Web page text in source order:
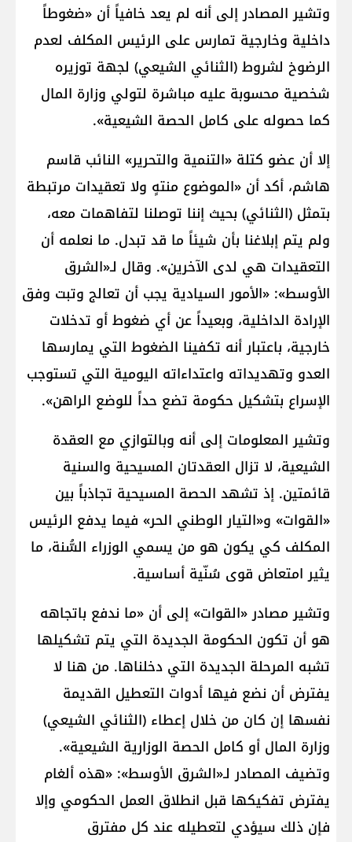
وتشير المصادر إلى أنه لم يعد خافياً أن «ضغوطاً
داخلية وخارجية تمارس على الرئيس المكلف لعدم
الرضوخ لشروط (الثنائي الشيعي) لجهة توزيره
شخصية محسوبة عليه مباشرة لتولي وزارة المال
كما حصوله على كامل الحصة الشيعية».
إلا أن عضو كتلة «التنمية والتحرير» النائب قاسم
هاشم، أكد أن «الموضوع منتهٍ ولا تعقيدات مرتبطة
بتمثل (الثنائي) بحيث إننا توصلنا لتفاهمات معه،
ولم يتم إبلاغنا بأن شيئاً ما قد تبدل. ما نعلمه أن
التعقيدات هي لدى الآخرين». وقال لـ«الشرق
الأوسط»: «الأمور السيادية يجب أن تعالج وتبت وفق
الإرادة الداخلية، وبعيداً عن أي ضغوط أو تدخلات
خارجية، باعتبار أنه تكفينا الضغوط التي يمارسها
العدو وتهديداته واعتداءاته اليومية التي تستوجب
الإسراع بتشكيل حكومة تضع حداً للوضع الراهن».
وتشير المعلومات إلى أنه وبالتوازي مع العقدة
الشيعية، لا تزال العقدتان المسيحية والسنية
قائمتين. إذ تشهد الحصة المسيحية تجاذباً بين
«القوات» و«التيار الوطني الحر» فيما يدفع الرئيس
المكلف كي يكون هو من يسمي الوزراء السُّنة، ما
يثير امتعاض قوى سُنّية أساسية.
وتشير مصادر «القوات» إلى أن «ما ندفع باتجاهه
هو أن تكون الحكومة الجديدة التي يتم تشكيلها
تشبه المرحلة الجديدة التي دخلناها. من هنا لا
يفترض أن نضع فيها أدوات التعطيل القديمة
نفسها إن كان من خلال إعطاء (الثنائي الشيعي)
وزارة المال أو كامل الحصة الوزارية الشيعية».
وتضيف المصادر لـ«الشرق الأوسط»: «هذه ألغام
يفترض تفكيكها قبل انطلاق العمل الحكومي وإلا
فإن ذلك سيؤدي لتعطيله عند كل مفترق